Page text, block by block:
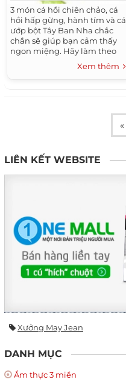
3 món cá hồi chiên chảo, cá
hồi hấp gừng, hành tím và cá
ướp bột Tây Ban Nha chắc
chắn sẽ giúp bạn cảm thấy
ngon miệng. Hãy làm theo
hướng dẫn của các đầu bếp
Xem thêm
«
LIÊN KẾT WEBSITE
Xưởng May Jean
DANH MỤC
Ẩm thực 3 miền